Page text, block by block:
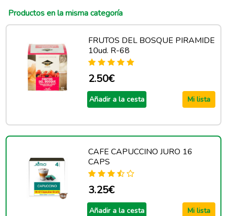
Productos en la misma categoría
FRUTOS DEL BOSQUE PIRAMIDE
10ud. R-68
2.50€
Añadir a la cesta Mi lista
CAFE CAPUCCINO JURO 16
CAPS
3.25€
Añadir a la cesta Mi lista